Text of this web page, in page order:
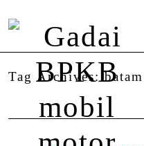
Tag Archives:batam